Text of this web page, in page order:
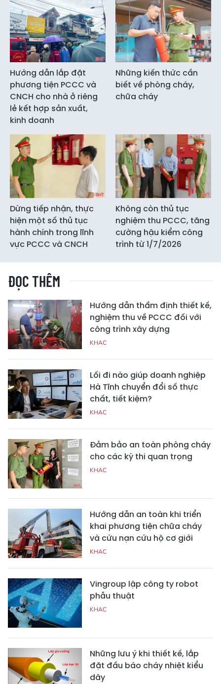
Hướng dẫn lắp đặt
phương tiện PCCC và
CNCH cho nhà ở riêng
lẻ kết hợp sản xuất,
kinh doanh
Những kiến thức cần
biết về phòng cháy,
chữa cháy
Dừng tiếp nhận, thực
hiện một số thủ tục
hành chính trong lĩnh
vực PCCC và CNCH
Không còn thủ tục
nghiệm thu PCCC, tăng
cường hậu kiểm công
trình từ 1/7/2026
ĐỌC THÊM
Hướng dẫn thẩm định thiết kế,
nghiệm thu về PCCC đối với
công trình xây dựng
KHAC
Lối đi nào giúp doanh nghiệp
Hà Tĩnh chuyển đổi số thực
chất, tiết kiệm?
KHAC
Đảm bảo an toàn phòng cháy
cho các kỳ thi quan trọng
KHAC
Hướng dẫn an toàn khi triển
khai phương tiện chữa cháy
và cứu nạn cứu hộ cơ giới
KHAC
Vingroup lập công ty robot
phẫu thuật
KHAC
Những lưu ý khi thiết kế, lắp
đặt đầu báo cháy nhiệt kiểu
dây